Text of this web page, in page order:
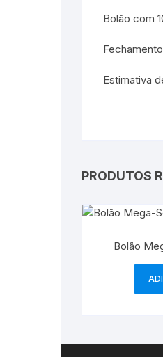
Bolão com
Estimativa
PRODUTOS
Bolão